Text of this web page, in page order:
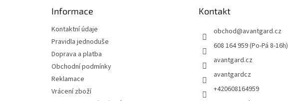
Informace
Kontaktní údaje
Pravidla jednoduše
Doprava a platba
Obchodní podmínky
Reklamace
Vrácení zboží
Kontakt
obchod@avantgard.cz
608 164 959 (Po-Pá 8-16h)
avantgard.cz
avantgardcz
+420608164959